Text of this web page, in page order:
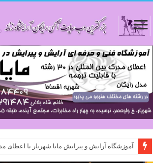
آموزشگاه آرایش و پیرایش مایا شهریار با اعطای